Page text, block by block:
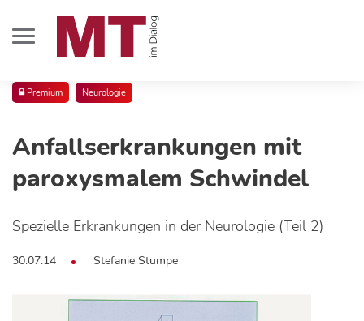
Premium Neurologie
Anfallserkrankungen mit
paroxysmalem Schwindel
Spezielle Erkrankungen in der Neurologie (Teil 2)
30.07.14 Stefanie Stumpe